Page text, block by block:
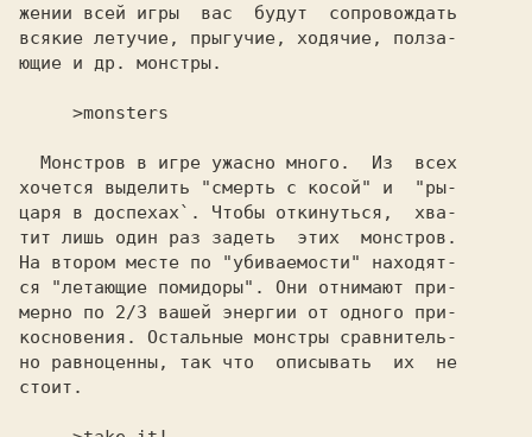
жении всей игры  вас  будут  сопровождать
всякие летучие, пpыгучие, ходячие, пoлзa-
ющие и др. монстры.
хочется выделить "смерть с косой" и  "ры-
царя в доспехах`. Чтобы откинуться,  хва-
тит лишь один раз задеть  этих  монстров.
На втором месте по "убивaемoсти" находят-
ся "летающие помидоры". Они отнимают при-
мерно по 2/3 вашей энергии от одного при-
кoснoвения. Остальные монстры сравнитель-
но равноценны, так что  описывать  их  не
стоит.